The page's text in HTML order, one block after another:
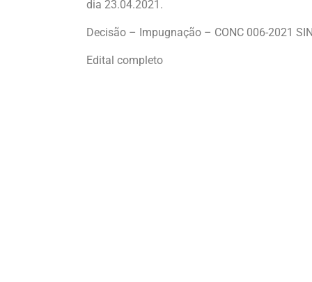
dia 23.04.2021.
Decisão – Impugnação – CONC 006-2021
Edital completo